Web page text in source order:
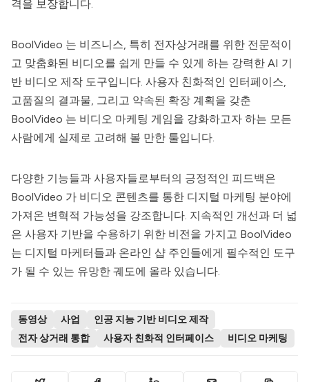
격을 보장합니다.
BoolVideo 는 비즈니스, 특히 전자상거래를 위한 전문적이
고 맞춤화된 비디오를 쉽게 만들 수 있게 하는 강력한 AI 기
반 비디오 제작 도구입니다. 사용자 친화적인 인터페이스,
고품질의 결과물, 그리고 약속된 확장 계획을 갖춘
BoolVideo 는 비디오 마케팅 게임을 강화하고자 하는 모든
사람에게 실제로 고려해 볼 만한 툴입니다.
다양한 기능들과 사용자들로부터의 긍정적인 피드백은
BoolVideo 가 비디오 콘텐츠를 통한 디지털 마케팅 분야에
가져온 변혁적 가능성을 강조합니다. 지속적인 개선과 더 넓
은 사용자 기반을 수용하기 위한 비전을 가지고 BoolVideo
는 디지털 마케터들과 온라인 샵 주인들에게 필수적인 도구
가 될 수 있는 유망한 궤도에 올라 있습니다.
동영상 사업
인공 지능 기반 비디오 제작
전자 상거래 통합
사용자 친화적 인터페이스 비디오 마케팅